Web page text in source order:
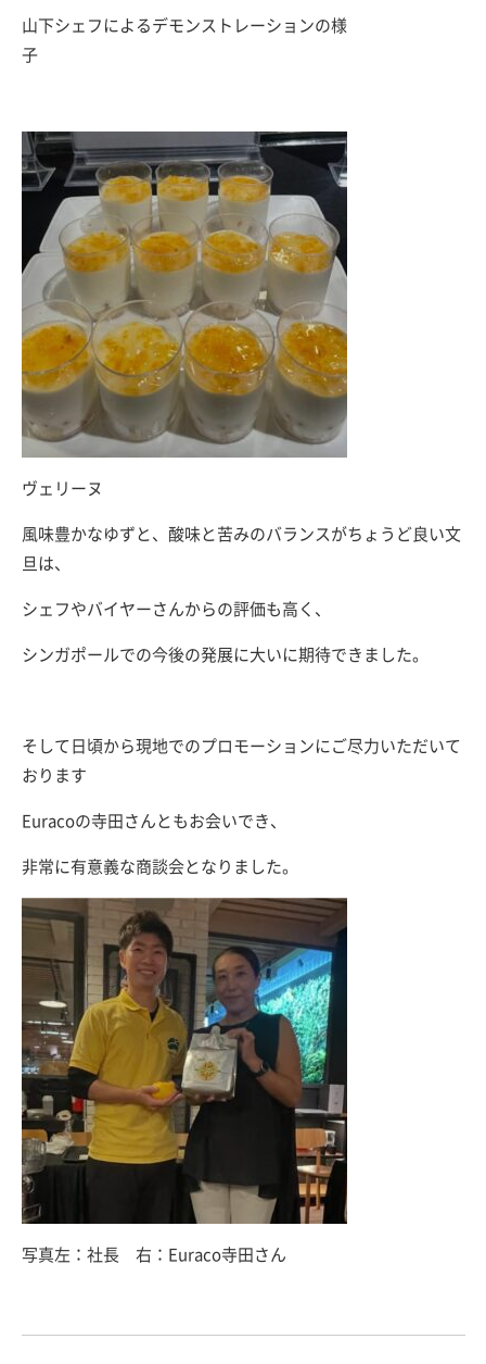
山下シェフによるデモンストレーションの様
子
ヴェリーヌ
風味豊かなゆずと、酸味と苦みのバランスがちょうど良い文
旦は、
シェフやバイヤーさんからの評価も高く、
シンガポールでの今後の発展に大いに期待できました。
そして日頃から現地でのプロモーションにご尽力いただいて
おります
Euracoの寺田さんともお会いでき、
非常に有意義な商談会となりました。
写真左：社長 右：Euraco寺田さん